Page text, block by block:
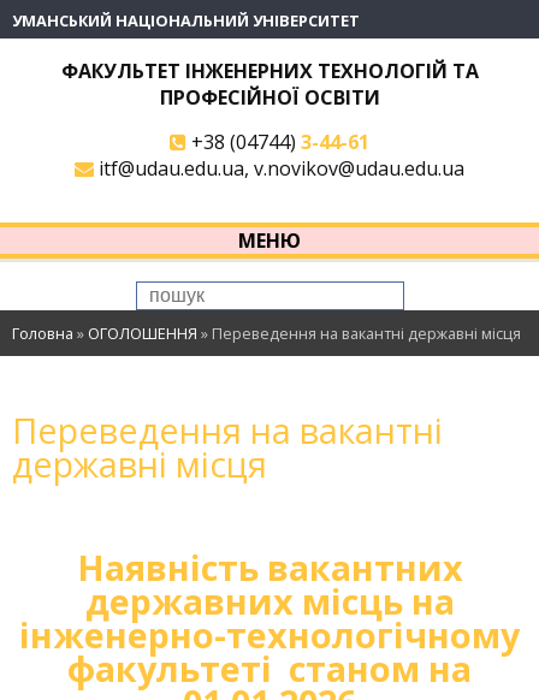
УМАНСЬКИЙ НАЦІОНАЛЬНИЙ УНІВЕРСИТЕТ
ФАКУЛЬТЕТ ІНЖЕНЕРНИХ ТЕХНОЛОГІЙ ТА
ПРОФЕСІЙНОЇ ОСВІТИ
+38 (04744) 3-44-61
itf@udau.edu.ua, v.novikov@udau.edu.ua
МЕНЮ
Головна » ОГОЛОШЕННЯ » Переведення на вакантні державні місця
Переведення на вакантні
державні місця
Наявність вакантних
державних місць на
інженерно-технологічному
факультеті станом на